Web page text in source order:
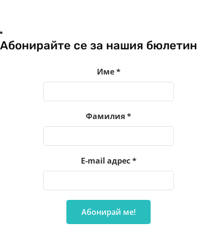
Абонирайте се за нашия бюлетин
Име*
Фамилия*
E-mail адрес*